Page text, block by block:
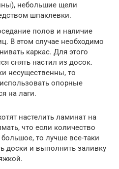
небольшие щели
шпаклевки.
полов и наличие
В этом случае необходимо
каркас. Для этого
снять настил из досок.
несущественны, то
опорные
на лаги.
настелить ламинат на
что если количество
то лучше все-таки
доски и выполнить заливку